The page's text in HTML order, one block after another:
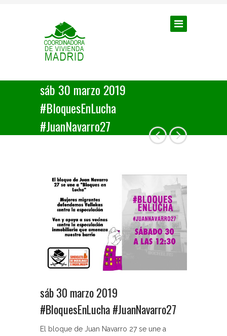
sáb 30 marzo 2019
#BloquesEnLucha
#JuanNavarro27
sáb 30 marzo 2019
#BloquesEnLucha #JuanNavarro27
El bloque de Juan Navarro 27 se une a